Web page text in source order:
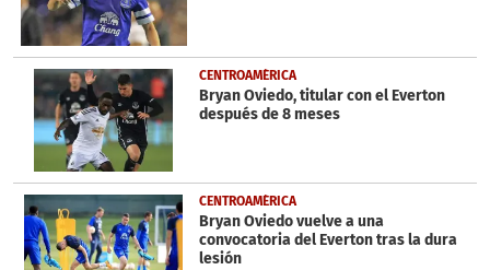
CENTROAMÉRICA
Bryan Oviedo, titular con el Everton
después de 8 meses
CENTROAMÉRICA
Bryan Oviedo vuelve a una
convocatoria del Everton tras la dura
lesión